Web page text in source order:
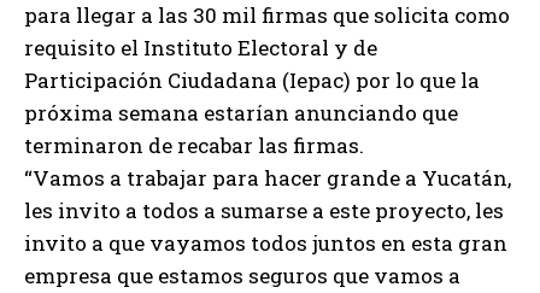
para llegar a las 30 mil firmas que solicita como
requisito el Instituto Electoral y de
Participación Ciudadana (Iepac) por lo que la
próxima semana estarían anunciando que
terminaron de recabar las firmas.
“Vamos a trabajar para hacer grande a Yucatán,
les invito a todos a sumarse a este proyecto, les
invito a que vayamos todos juntos en esta gran
empresa que estamos seguros que vamos a